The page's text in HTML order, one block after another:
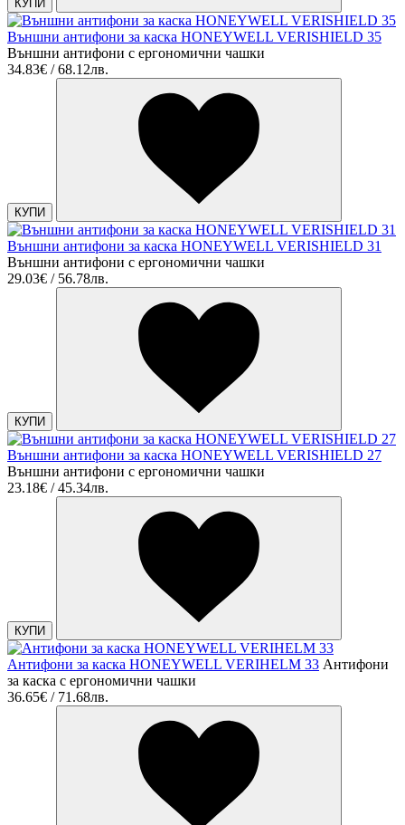
КУПИ
Външни антифони за каска HONEYWELL VERISHIELD 35
Външни антифони с ергонoмични чашки
34.83€ / 68.12лв.
КУПИ
Външни антифони за каска HONEYWELL VERISHIELD 31
Външни антифони с ергонoмични чашки
29.03€ / 56.78лв.
КУПИ
Външни антифони за каска HONEYWELL VERISHIELD 27
Външни антифони с ергонoмични чашки
23.18€ / 45.34лв.
КУПИ
Антифони за каска HONEYWELL VERIHELM 33 Антифони
за каска с ергонoмични чашки
36.65€ / 71.68лв.